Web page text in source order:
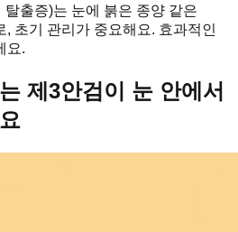
출증)는 눈에 붉은 종양 같은
, 초기 관리가 중요해요. 효과적인
요.
제3안검이 눈 안에서